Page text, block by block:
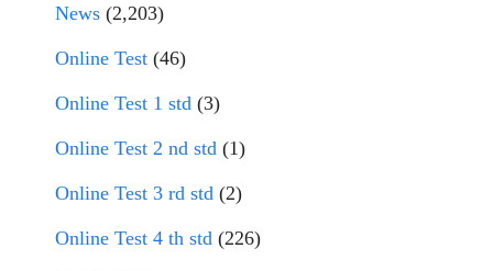
News (2,203)
Online Test (46)
Online Test 1 std (3)
Online Test 2 nd std (1)
Online Test 3 rd std (2)
Online Test 4 th std (226)